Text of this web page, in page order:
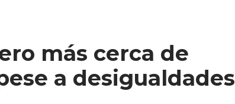
más cerca de
a desigualdades